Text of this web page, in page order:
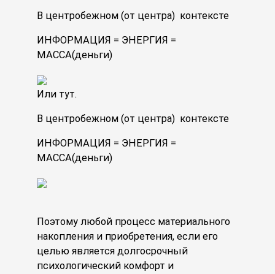
В центробежном (от центра) контексте
ИНФОРМАЦИЯ = ЭНЕРГИЯ =
МАССА(деньги)
Или тут.
В центробежном (от центра) контексте
ИНФОРМАЦИЯ = ЭНЕРГИЯ =
МАССА(деньги)
Поэтому любой процесс материального
накопления и приобретения, если его
целью является долгосрочный
психологический комфорт и